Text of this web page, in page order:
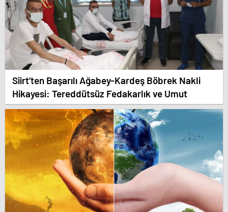
Siirt’ten Başarılı Ağabey-Kardeş Böbrek Nakli
Hikayesi: Tereddütsüz Fedakarlık ve Umut